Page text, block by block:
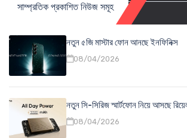
সাম্প্রতিক প্রকাশিত নিউজ সমূহ
নতুন ৫জি মাস্টার ফোন আনছে ইনফিনিক্স
08/04/2026
নতুন সি-সিরিজ স্মার্টফোন নিয়ে আসছে
08/04/2026